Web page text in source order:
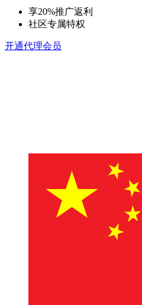
享20%推广返利
社区专属特权
开通代理会员